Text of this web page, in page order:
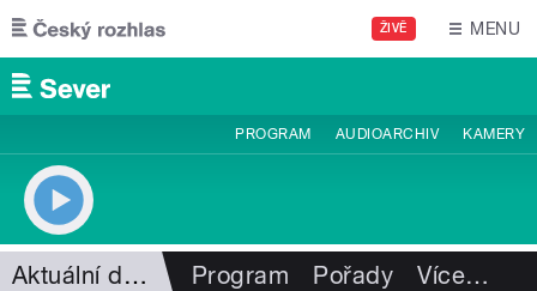
Přejít k hlavnímu obsahu
ŽIVĚ MENU
PROGRAM AUDIOARCHIV KAMERY
Aktuální dění Program Pořady Více…